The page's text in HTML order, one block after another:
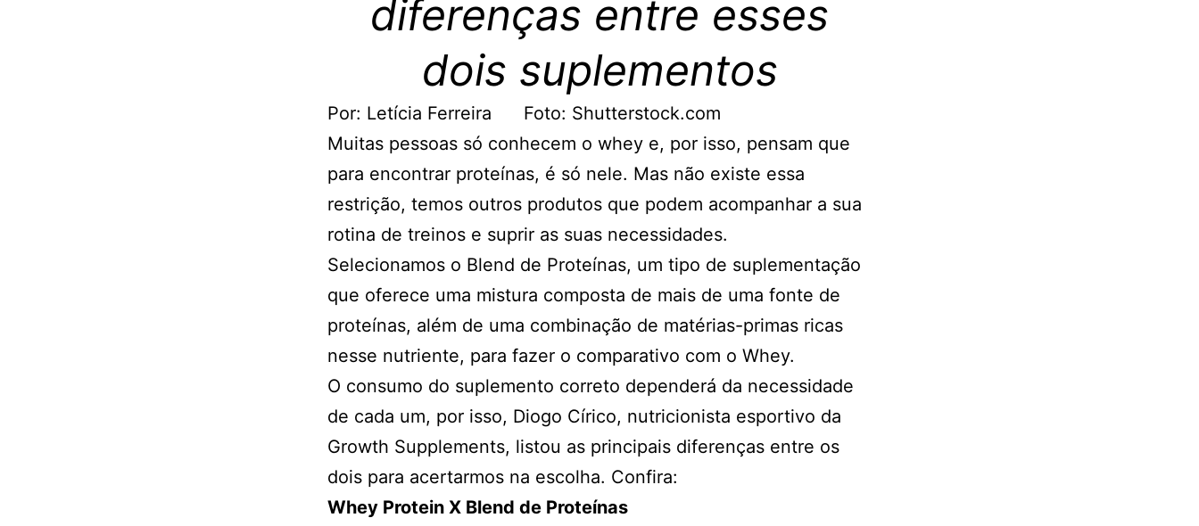
diferenças entre esses
dois suplementos
Por: Letícia Ferreira Foto: Shutterstock.com
Muitas pessoas só conhecem o whey e, por isso, pensam que
para encontrar proteínas, é só nele. Mas não existe essa
restrição, temos outros produtos que podem acompanhar a sua
rotina de treinos e suprir as suas necessidades.
Selecionamos o Blend de Proteínas, um tipo de suplementação
que oferece uma mistura composta de mais de uma fonte de
proteínas, além de uma combinação de matérias-primas ricas
nesse nutriente, para fazer o comparativo com o Whey.
O consumo do suplemento correto dependerá da necessidade
de cada um, por isso, Diogo Círico, nutricionista esportivo da
Growth Supplements, listou as principais diferenças entre os
dois para acertarmos na escolha. Confira:
Whey Protein X Blend de Proteínas